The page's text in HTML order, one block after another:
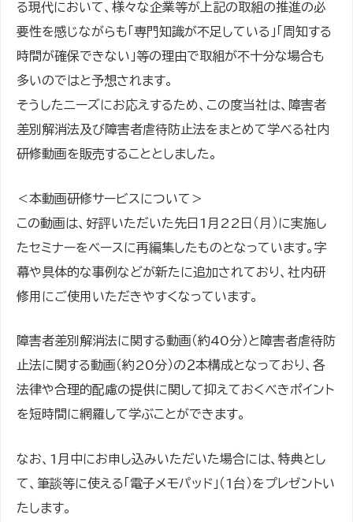
る現代において、様々な企業等が上記の取組の推進の必
要性を感じながらも「専門知識が不足している」「周知する
時間が確保できない」等の理由で取組が不十分な場合も
多いのではと予想されます。
そうしたニーズにお応えするため、この度当社は、障害者
差別解消法及び障害者虐待防止法をまとめて学べる社内
研修動画を販売することとしました。
＜本動画研修サービスについて＞
この動画は、好評いただいた先日1月22日（月）に実施し
たセミナーをベースに再編集したものとなっています。字
幕や具体的な事例などが新たに追加されており、社内研
修用にご使用いただきやすくなっています。
障害者差別解消法に関する動画（約40分）と障害者虐待防
止法に関する動画（約20分）の２本構成となっており、各
法律や合理的配慮の提供に関して抑えておくべきポイント
を短時間に網羅して学ぶことができます。
なお、1月中にお申し込みいただいた場合には、特典とし
て、筆談等に使える「電子メモパッド」（1台）をプレゼントい
たします。